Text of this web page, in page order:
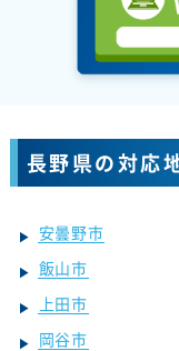
長野県の対応
安曇野市
飯山市
上田市
岡谷市